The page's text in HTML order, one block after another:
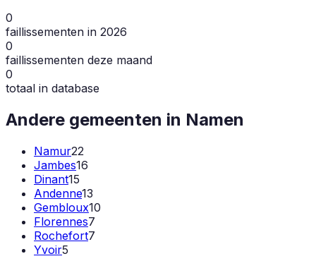
0
faillissementen in 2026
0
faillissementen deze maand
0
totaal in database
Andere gemeenten in Namen
Namur22
Jambes16
Dinant15
Andenne13
Gembloux10
Florennes7
Rochefort7
Yvoir5